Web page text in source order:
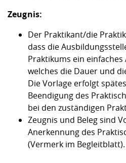
Zeugnis:
Der Praktikant/die
dass die
Praktikums ein
welches die Dauer und
Die Vorlage erfolgt
Beendigung des
bei den zuständigen
Zeugnis und Beleg sind
Anerkennung des
(Vermerk im Begleitblatt).